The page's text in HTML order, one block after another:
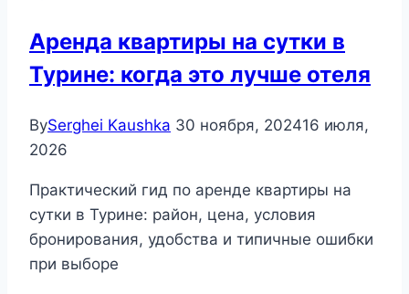
Аренда квартиры на сутки в
Турине: когда это лучше отеля
BySerghei Kaushka 30 ноября, 202416 июля,
2026
Практический гид по аренде квартиры на
сутки в Турине: район, цена, условия
бронирования, удобства и типичные ошибки
при выборе